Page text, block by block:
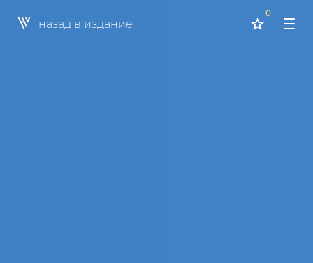
назад в издание
0